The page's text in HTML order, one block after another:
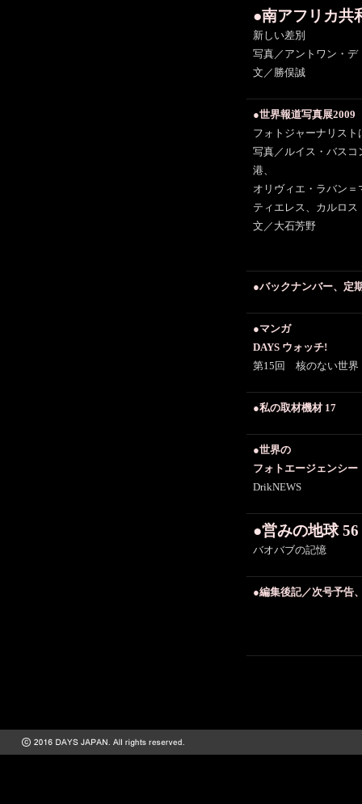
●南アフリカ共
新しい差別
写真／アントワン・デ
文／勝俣誠
●世界報道写真展2009
フォトジャーナリス
写真／ルイス・バス
港、
オリヴィエ・ラバン
ティエレス、カルロス
文／大石芳野
●バックナンバー、定
●マンガ
DAYS ウォッチ!
第15回 核のない世界
●私の取材機材 17
●世界の
フォトエージェンシー
DrikNEWS
●営みの地球 56
バオバブの記憶
●編集後記／次号予告